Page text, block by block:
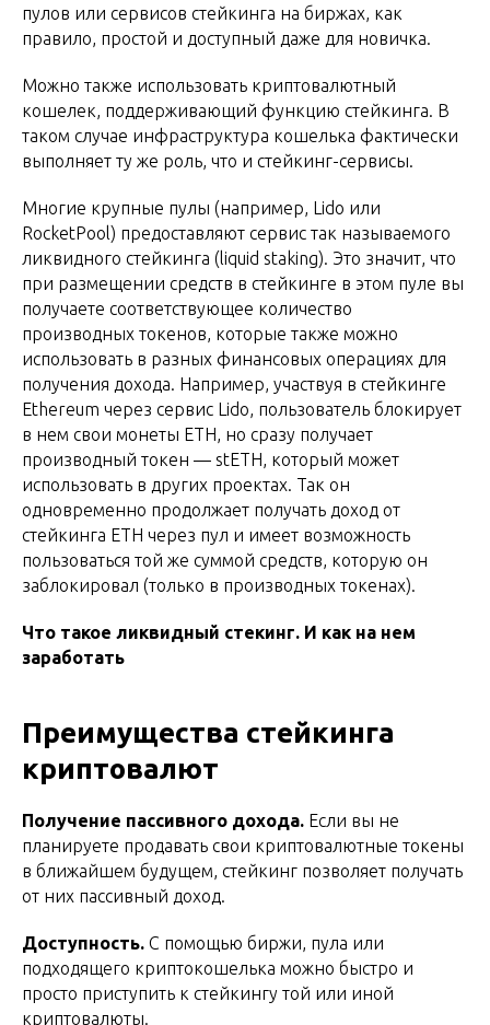
пулов или сервисов стейкинга на биржах, как
правило, простой и доступный даже для новичка.
Можно также использовать криптовалютный
кошелек, поддерживающий функцию стейкинга. В
таком случае инфраструктура кошелька фактически
выполняет ту же роль, что и стейкинг-сервисы.
Многие крупные пулы (например, Lido или
RocketPool) предоставляют сервис так называемого
ликвидного стейкинга (liquid staking). Это значит, что
при размещении средств в стейкинге в этом пуле вы
получаете соответствующее количество
производных токенов, которые также можно
использовать в разных финансовых операциях для
получения дохода. Например, участвуя в стейкинге
Ethereum через сервис Lido, пользователь блокирует
в нем свои монеты ETH, но сразу получает
производный токен — stETH, который может
использовать в других проектах. Так он
одновременно продолжает получать доход от
стейкинга ETH через пул и имеет возможность
пользоваться той же суммой средств, которую он
заблокировал (только в производных токенах).
Что такое ликвидный стекинг. И как на нем
заработать
Преимущества стейкинга
криптовалют
Получение пассивного дохода. Если вы не
планируете продавать свои криптовалютные токены
в ближайшем будущем, стейкинг позволяет получать
от них пассивный доход.
Доступность. С помощью биржи, пула или
подходящего криптокошелька можно быстро и
просто приступить к стейкингу той или иной
криптовалюты.